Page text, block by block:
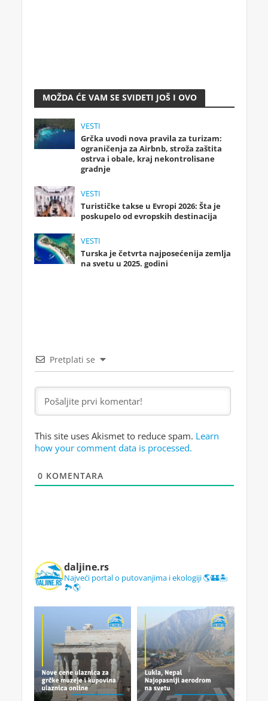
MOŽDA ĆE VAM SE SVIDETI JOŠ I OVO
VESTI
Grčka uvodi nova pravila za turizam:
ograničenja za Airbnb, stroža zaštita
ostrva i obale, kraj nekontrolisane
gradnje
VESTI
Turističke takse u Evropi 2026: Šta je
poskupelo od evropskih destinacija
VESTI
Turska je četvrta najposećenija zemlja
na svetu u 2025. godini
Pretplati se
This site uses Akismet to reduce spam. Learn
how your comment data is processed.
0 KOMENTARA
daljine.rs
Najveći portal o putovanjima i ekologiji 🌎🏰🏝️
🏞️🌎